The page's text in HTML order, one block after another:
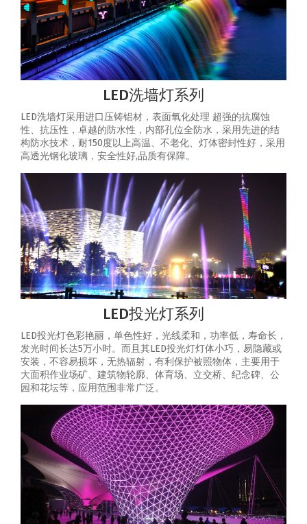
LED洗墙灯系列
LED洗墙灯采用进口压铸铝材，表面氧化处理 超强的抗腐蚀
性、抗压性，卓越的防水性，内部孔位全防水，采用先进的结
构防水技术，耐150度以上高温、不老化、灯体密封性好，采用
高透光钢化玻璃，安全性好,品质有保障。
LED投光灯系列
LED投光灯色彩艳丽，单色性好，光线柔和，功率低，寿命长，
发光时间长达5万小时。而且其LED投光灯灯体小巧，易隐藏或
安装，不容易损坏，无热辐射，有利保护被照物体，主要用于
大面积作业场矿、建筑物轮廓、体育场、立交桥、纪念碑、公
园和花坛等，应用范围非常广泛。